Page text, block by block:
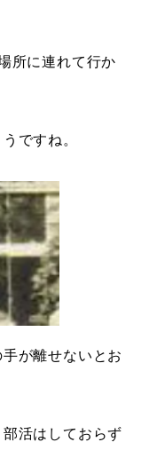
所に連れて行か
ですね。
が離せないとお
活はしておらず